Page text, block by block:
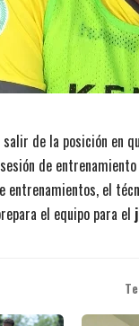
de la posición en
de entrenamiento
entrenamientos, el
el equipo para el